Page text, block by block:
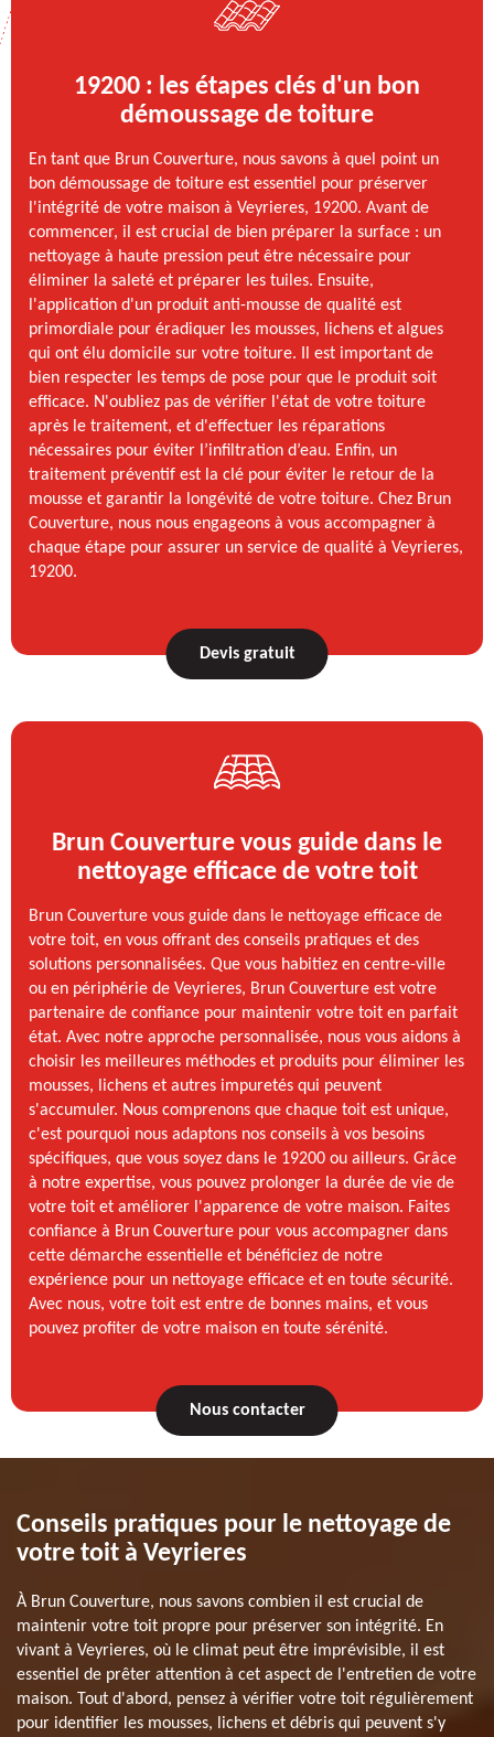
19200 : les étapes clés d'un bon
démoussage de toiture
En tant que Brun Couverture, nous savons à quel point un
bon démoussage de toiture est essentiel pour préserver
l'intégrité de votre maison à Veyrieres, 19200. Avant de
commencer, il est crucial de bien préparer la surface : un
nettoyage à haute pression peut être nécessaire pour
éliminer la saleté et préparer les tuiles. Ensuite,
l'application d'un produit anti-mousse de qualité est
primordiale pour éradiquer les mousses, lichens et algues
qui ont élu domicile sur votre toiture. Il est important de
bien respecter les temps de pose pour que le produit soit
efficace. N'oubliez pas de vérifier l'état de votre toiture
après le traitement, et d'effectuer les réparations
nécessaires pour éviter l’infiltration d’eau. Enfin, un
traitement préventif est la clé pour éviter le retour de la
mousse et garantir la longévité de votre toiture. Chez Brun
Couverture, nous nous engageons à vous accompagner à
chaque étape pour assurer un service de qualité à Veyrieres,
19200.
Devis gratuit
Brun Couverture vous guide dans le
nettoyage efficace de votre toit
Brun Couverture vous guide dans le nettoyage efficace de
votre toit, en vous offrant des conseils pratiques et des
solutions personnalisées. Que vous habitiez en centre-ville
ou en périphérie de Veyrieres, Brun Couverture est votre
partenaire de confiance pour maintenir votre toit en parfait
état. Avec notre approche personnalisée, nous vous aidons à
choisir les meilleures méthodes et produits pour éliminer les
mousses, lichens et autres impuretés qui peuvent
s'accumuler. Nous comprenons que chaque toit est unique,
c'est pourquoi nous adaptons nos conseils à vos besoins
spécifiques, que vous soyez dans le 19200 ou ailleurs. Grâce
à notre expertise, vous pouvez prolonger la durée de vie de
votre toit et améliorer l'apparence de votre maison. Faites
confiance à Brun Couverture pour vous accompagner dans
cette démarche essentielle et bénéficiez de notre
expérience pour un nettoyage efficace et en toute sécurité.
Avec nous, votre toit est entre de bonnes mains, et vous
pouvez profiter de votre maison en toute sérénité.
Nous contacter
Conseils pratiques pour le nettoyage de
votre toit à Veyrieres
À Brun Couverture, nous savons combien il est crucial de
maintenir votre toit propre pour préserver son intégrité. En
vivant à Veyrieres, où le climat peut être imprévisible, il est
essentiel de prêter attention à cet aspect de l'entretien de votre
maison. Tout d'abord, pensez à vérifier votre toit régulièrement
pour identifier les mousses, lichens et débris qui peuvent s'y